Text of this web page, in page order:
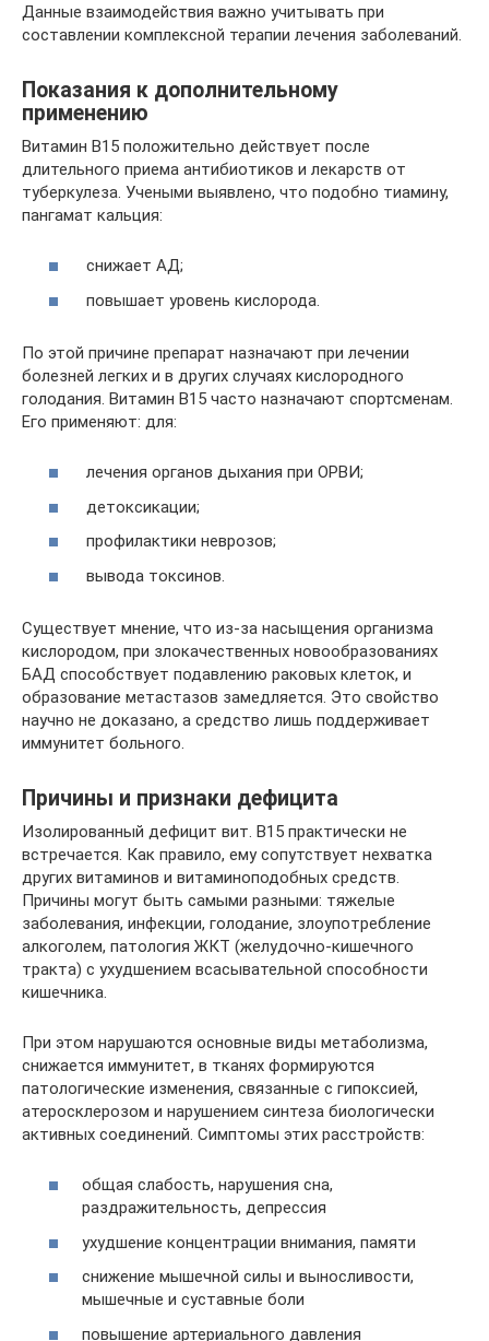
Данные взаимодействия важно учитывать при
составлении комплексной терапии лечения заболеваний.
Показания к дополнительному
применению
Витамин B15 положительно действует после
длительного приема антибиотиков и лекарств от
туберкулеза. Учеными выявлено, что подобно тиамину,
пангамат кальция:
снижает АД;
повышает уровень кислорода.
По этой причине препарат назначают при лечении
болезней легких и в других случаях кислородного
голодания. Витамин B15 часто назначают спортсменам.
Его применяют: для:
лечения органов дыхания при ОРВИ;
детоксикации;
профилактики неврозов;
вывода токсинов.
Существует мнение, что из-за насыщения организма
кислородом, при злокачественных новообразованиях
БАД способствует подавлению раковых клеток, и
образование метастазов замедляется. Это свойство
научно не доказано, а средство лишь поддерживает
иммунитет больного.
Причины и признаки дефицита
Изолированный дефицит вит. В15 практически не
встречается. Как правило, ему сопутствует нехватка
других витаминов и витаминоподобных средств.
Причины могут быть самыми разными: тяжелые
заболевания, инфекции, голодание, злоупотребление
алкоголем, патология ЖКТ (желудочно-кишечного
тракта) с ухудшением всасывательной способности
кишечника.
При этом нарушаются основные виды метаболизма,
снижается иммунитет, в тканях формируются
патологические изменения, связанные с гипоксией,
атеросклерозом и нарушением синтеза биологически
активных соединений. Симптомы этих расстройств:
общая слабость, нарушения сна,
раздражительность, депрессия
ухудшение концентрации внимания, памяти
снижение мышечной силы и выносливости,
мышечные и суставные боли
повышение артериального давления